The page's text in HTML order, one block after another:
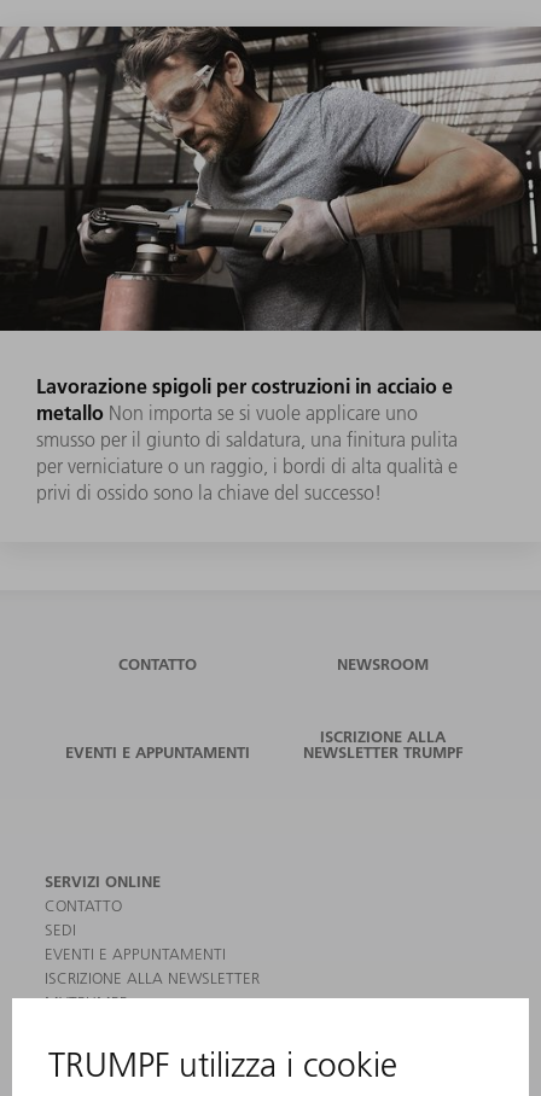
Lavorazione spigoli per costruzioni in acciaio e
metallo Non importa se si vuole applicare uno
smusso per il giunto di saldatura, una finitura pulita
per verniciature o un raggio, i bordi di alta qualità e
privi di ossido sono la chiave del successo!
CONTATTO NEWSROOM
EVENTI E APPUNTAMENTI
ISCRIZIONE ALLA
NEWSLETTER TRUMPF
SERVIZI ONLINE
CONTATTO
SEDI
EVENTI E APPUNTAMENTI
ISCRIZIONE ALLA NEWSLETTER
MYTRUMPF
PRODOTTI
MACCHINE & SISTEMI